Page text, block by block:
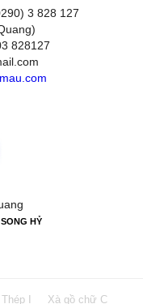
3 828 127
828127
HỶ
Thép I Xà gồ chữ C